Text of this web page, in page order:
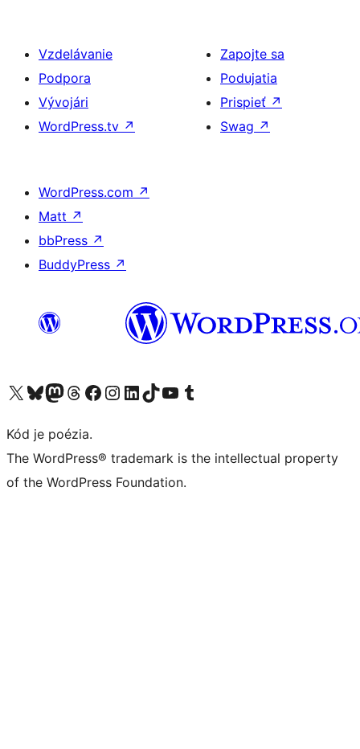
Vzdelávanie
Podpora
Vývojári
WordPress.tv ↗
Zapojte sa
Podujatia
Prispieť ↗
Swag ↗
WordPress.com ↗
Matt ↗
bbPress ↗
BuddyPress ↗
Navštívte náš účet na X (predtým Twitter)
Navštívte náš účet na platforme Bluesky
Navštívte náš účet na Mastodone
Navštívte náš účet na platforme Threads
Navštívte našu stránku na Facebooku
Navštívte náš účet Instagram
Navštívte náš účet LinkedIn
Navštívte náš účet na platforme TikTok
Navštívte náš kanál YouTube
Navštívte náš účet na platforme Tumblr
Kód je poézia.
The WordPress® trademark is the intellectual property
of the WordPress Foundation.